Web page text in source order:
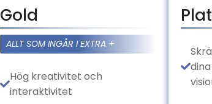
Gold
ALLT SOM INGÅR I EXTRA +
Hög kreativitet och
interaktivitet